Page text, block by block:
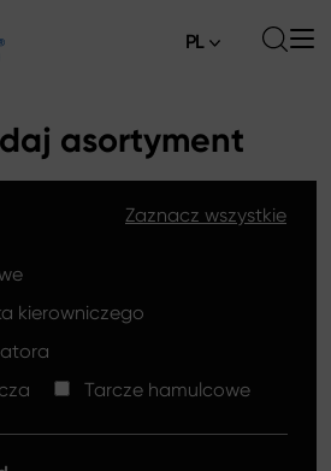
Carbon
Ceramic
PL
asortyment
Zaznacz wszystkie
kierowniczego
Tarcze hamulcowe